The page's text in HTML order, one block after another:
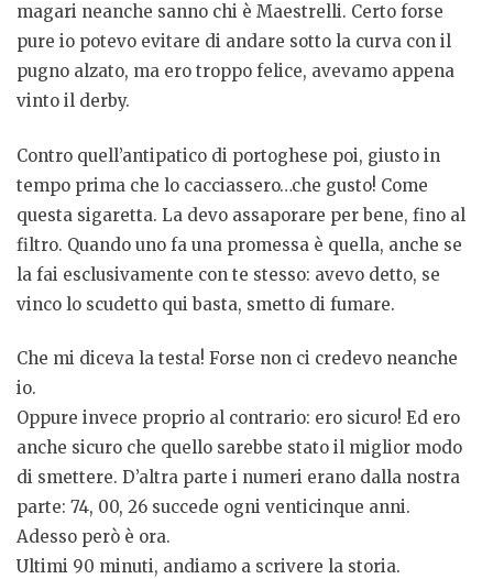
magari neanche sanno chi è Maestrelli. Certo forse
pure io potevo evitare di andare sotto la curva con il
pugno alzato, ma ero troppo felice, avevamo appena
vinto il derby.
Contro quell’antipatico di portoghese poi, giusto in
tempo prima che lo cacciassero…che gusto! Come
questa sigaretta. La devo assaporare per bene, fino al
filtro. Quando uno fa una promessa è quella, anche se
la fai esclusivamente con te stesso: avevo detto, se
vinco lo scudetto qui basta, smetto di fumare.
Che mi diceva la testa! Forse non ci credevo neanche
io.
Oppure invece proprio al contrario: ero sicuro! Ed ero
anche sicuro che quello sarebbe stato il miglior modo
di smettere. D’altra parte i numeri erano dalla nostra
parte: 74, 00, 26 succede ogni venticinque anni.
Adesso però è ora.
Ultimi 90 minuti, andiamo a scrivere la storia.